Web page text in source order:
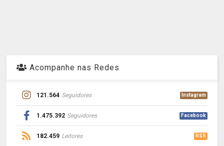
Acompanhe nas Redes
121.564 Seguidores Instagram
1.475.392 Seguidores Facebook
182.459 Leitores RSS